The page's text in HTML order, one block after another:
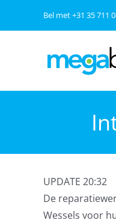
Bel met+31 35 711
UPDATE 20:32
De
Wessels voor